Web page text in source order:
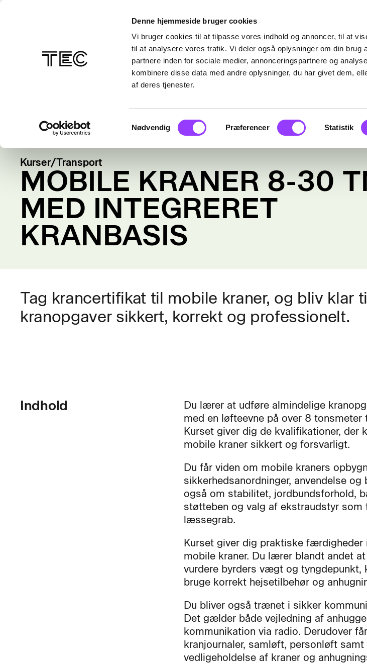
Denne hjemmeside bruger cookies
Vi bruger cookies til at tilpasse vores indhold og annoncer, til at
til at analysere vores trafik. Vi deler også oplysninger om din brug
partnere inden for sociale medier, annonceringspartnere og
kombinere disse data med andre oplysninger, du har givet dem,
af deres tjenester.
Samtykkevalg
Nødvendig Præferencer Statistik
Kurser/Transport
MOBILE KRANER 8-30
MED INTEGRERET
KRANBASIS
Tag krancertifikat til mobile kraner, og bliv klar
kranopgaver sikkert, korrekt og professionelt.
Indhold
Du lærer at udføre almindelige
med en løfteevne på over 8
Kurset giver dig de kvalifikationer, der
mobile kraner sikkert og forsvarligt.
Du får viden om mobile kraners
sikkerhedsanordninger, anvendelse
også om stabilitet, jordbundsforhold,
støtteben og valg af ekstraudstyr som
læssegrab.
Kurset giver dig praktiske
mobile kraner. Du lærer blandt andet
vurdere byrders vægt og tyngdepunkt,
bruge korrekt hejsetilbehør og
Du bliver også trænet i sikker
Det gælder både vejledning af
kommunikation via radio. Derudover
kranjournaler, samløft, personløft
vedligeholdelse af kraner og